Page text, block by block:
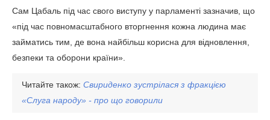
Сам Цабаль під час свого виступу у парламенті зазначив,
що «під час повномасштабного вторгнення кожна людина
має займатись тим, де вона найбільш корисна для
відновлення, безпеки та оборони країни».
Читайте також:Свириденко зустрілася з фракцією
«Слуга народу» - про що говорили